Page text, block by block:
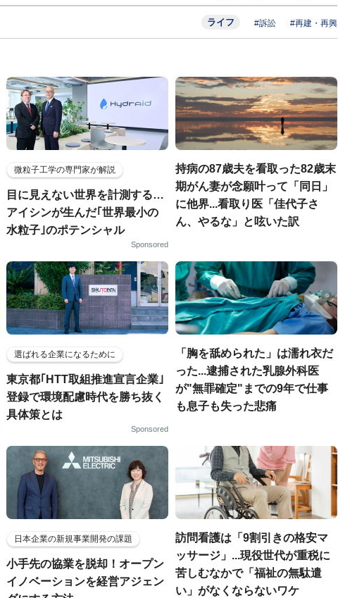
ライフ #訴訟 #再建・再興
微粒子工学の専門家が解説
目に見えない世界を計測する…
アイシンが生んだ｢世界最小の
水粒子｣のポテンシャル
Sponsored
持病の87歳夫を看取った82歳末
期がん妻が念願叶って「同日」
に他界...看取り医「佳代子さ
ん、やるな」と呟いた訳
選ばれる企業になるために
東京都｢HTT取組推進宣言企業｣
登録で環境配慮時代を勝ち抜く
具体策とは
Sponsored
「胸を舐められた」は濡れ衣だ
った...逮捕された乳腺外科医
が"無罪確定"までの9年で仕事
も息子も失った悲痛
日本企業の新規事業開発の課題
小手先の協業を脱却！オープン
イノベーションを経営アジェン
訪問看護は「9割引きの格安マ
ッサージ」...現役世代が重税に
苦しむなかで「福祉の無駄遣
い」がなくならないワケ